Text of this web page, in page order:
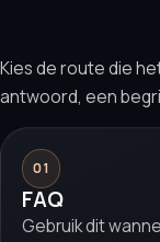
Kies de route die
antwoord, een
01
FAQ
Gebruik dit